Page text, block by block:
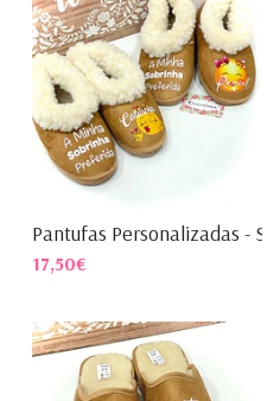
Pantufas Personalizadas - S...
17,50€